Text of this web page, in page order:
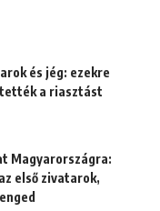
és jég: ezekre
a riasztást
Magyarországra:
első zivatarok,